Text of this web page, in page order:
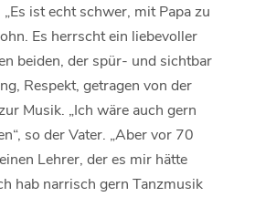
ist echt schwer, mit Papa zu
Es herrscht ein liebevoller
beiden, der spür- und sichtbar
Respekt, getragen von der
Musik. „Ich wäre auch gern
so der Vater. „Aber vor 70
Lehrer, der es mir hätte
hab narrisch gern Tanzmusik